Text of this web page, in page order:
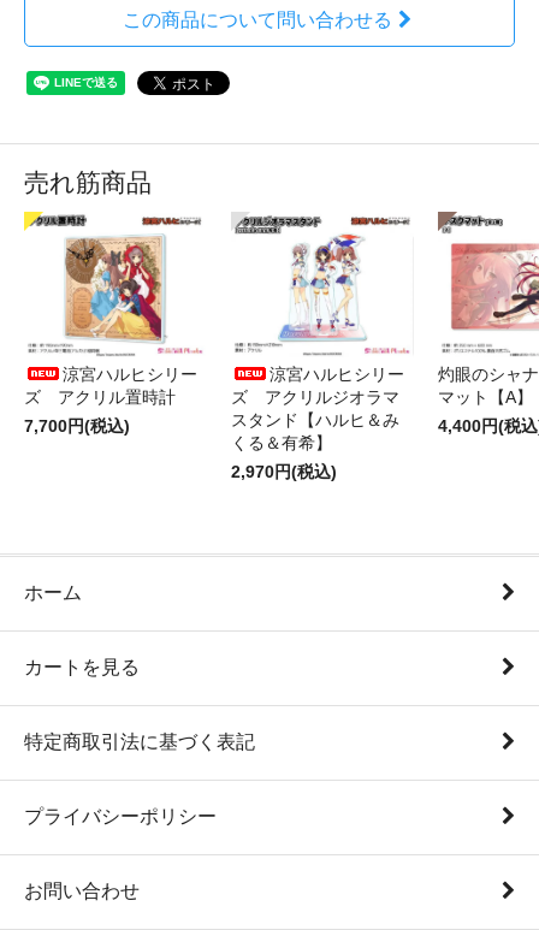
この商品について問い合わせる
売れ筋商品
涼宮ハルヒシリー
ズ アクリル置時計
7,700円(税込)
涼宮ハルヒシリー
ズ アクリルジオラマ
スタンド【ハルヒ＆み
くる＆有希】
2,970円(税込)
灼眼のシャ
マット【A】
4,400円(税
ホーム
カートを見る
特定商取引法に基づく表記
プライバシーポリシー
お問い合わせ